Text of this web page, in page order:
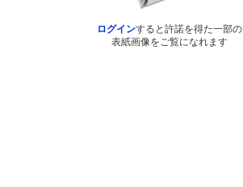
ログインすると許諾を得た一部の
表紙画像をご覧になれます